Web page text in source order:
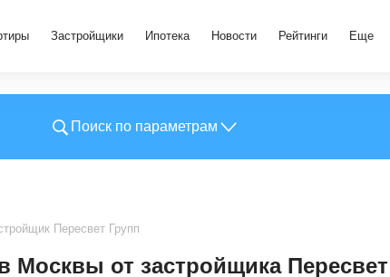
Застройщики Ипотека Новости Рейтинги Еще
Поиск по параметрам
Пересвет Групп
Москвы от застройщика Пересвет